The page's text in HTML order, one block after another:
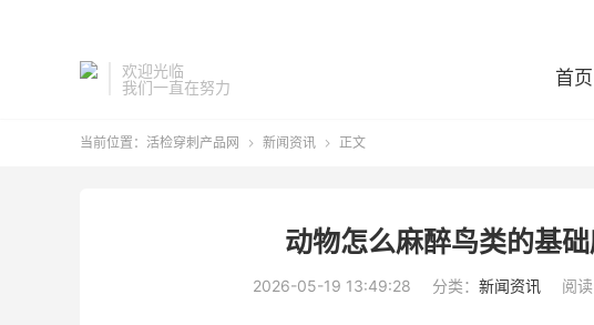
欢迎光临
我们一直在努力
首页
当前位置： 活检穿刺产品网  新闻资讯  正文
动物怎么麻醉鸟类的基
2026-05-19 13:49:28 分类： 新闻资讯 阅